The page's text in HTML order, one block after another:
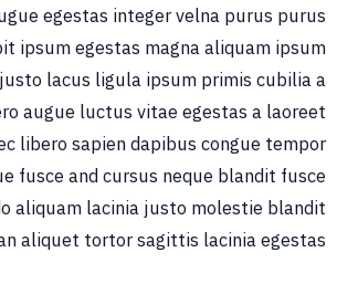
egestas integer velna purus purus
ipsum egestas magna aliquam ipsum
lacus ligula ipsum primis cubilia a
augue luctus vitae egestas a laoreet
libero sapien dapibus congue tempor
fusce and cursus neque blandit fusce
aliquam lacinia justo molestie blandit
aliquet tortor sagittis lacinia egestas.